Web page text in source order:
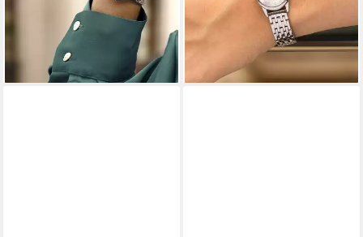
99,00 €
lieferbar - in 2-3 Werktagen bei dir
99,00 €
lieferbar - in 2-3 Werktagen bei dir